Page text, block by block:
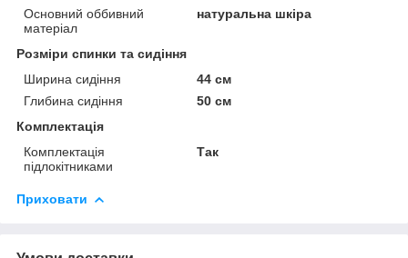
Основний оббивний
матеріал
натуральна шкіра
Розміри спинки та сидіння
Ширина сидіння
44 см
Глибина сидіння
50 см
Комплектація
Комплектація
підлокітниками
Так
Приховати